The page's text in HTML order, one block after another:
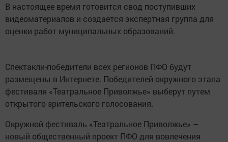
В настоящее время готовится свод поступивших
видеоматериалов и создается экспертная группа для
оценки работ муниципальных образований.
Спектакли-победители всех регионов ПФО будут
размещены в Интернете. Победителей окружного этапа
фестиваля «Театральное Приволжье» выберут путем
открытого зрительского голосования.
Окружной фестиваль «Театральное Приволжье» –
новый общественный проект ПФО для вовлечения